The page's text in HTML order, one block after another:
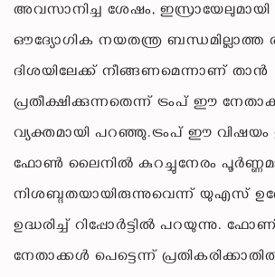
അവസാനിച്ച ശേഷം,
ഔദ്യോഗിക നയതന്ത്ര
ദിശയിലേക്ക് നീങ്ങണമെന്നാണ് താൻ
പ്രതീക്ഷിക്കുന്നതെന്ന് ട്രംപ് ഈ
വ്യക്തമായി പറഞ്ഞു.ട്രംപ് ഈ വിഷയം
ഫോൺ ലൈനിൽ കുറച്ചുനേരം
നിശബ്ദതയായിരുന്നുവെന്ന് യുഎസ്
ഉദ്ധരിച്ച് റിപ്പോർട്ടിൽ പറയുന്നു.
നേതാക്കൾ പെട്ടെന്ന്